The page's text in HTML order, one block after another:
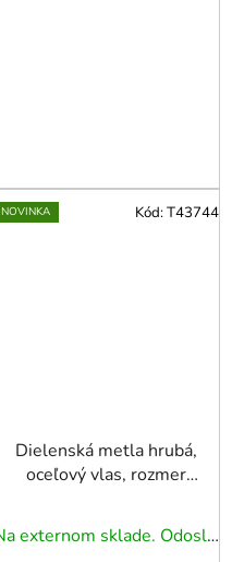
NOVINKA
Dielenská metla hrubá,
oceľový vlas, rozmer
Na externom sklade. Odoslanie 3 - 5 prac. dní.
Kód:T43744